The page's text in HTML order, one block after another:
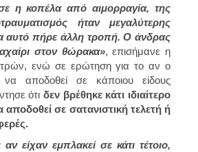
η κοπέλα από αιμορραγία, της
ήταν μεγαλύτερης
αυτό πήρε άλλη τροπή. Ο άνδρας
στον θώρακα», επισήμανε η
ενώ σε ερώτηση για το αν ο
να αποδοθεί σε κάποιου είδους
ότι δεν βρέθηκε κάτι ιδιαίτερο
σε σατανιστική τελετή ή
είχαν εμπλακεί σε κάτι τέτοιο,